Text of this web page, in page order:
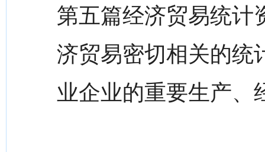
第五篇经济贸易统计
济贸易密切相关的统
业企业的重要生产、